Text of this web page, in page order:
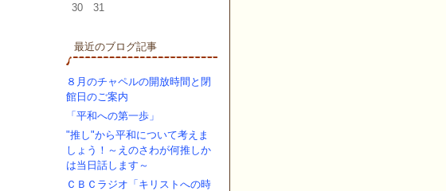
30
31
最近のブログ記事
８月のチャペルの開放時間と閉
館日のご案内
「平和への第一歩」
"推し"から平和について考えま
しょう！～えのさわが何推しか
は当日話します～
ＣＢＣラジオ「キリストへの時